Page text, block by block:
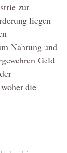
zur
liegen
Nahrung und
Geld
die